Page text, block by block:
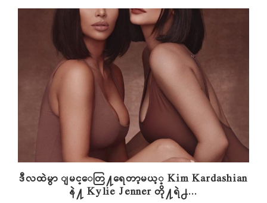
ဒီလထဲမွာ ျမင္ေတြ႔ရေတာ့မယ့္ Kim Kardashian
နဲ႔ Kylie Jenner တို႔ရဲ႕...